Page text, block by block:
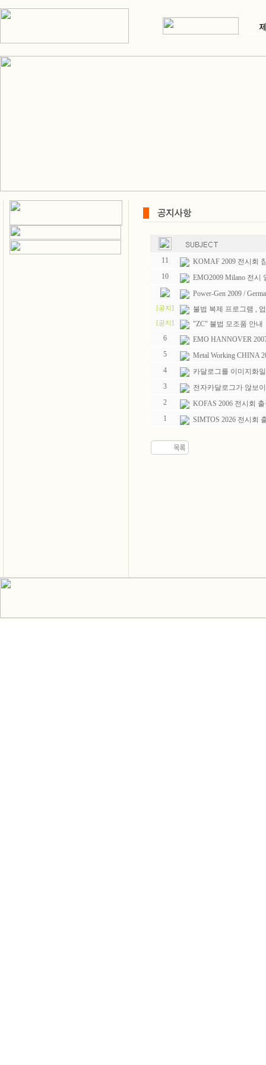
11
KOMAF 2009 전시회
10
EMO2009 Milano 전시
Power-Gen 2009 /
[공지] 불법 복제 프로그램 ,
[공지]
"ZC" 불법 모조품 안내
6
EMO HANNOVER
5
Metal Working CHINA
4
카달로그를 이미지화
3
전자카달로그가 않보
2
KOFAS 2006 전시회
1
SIMTOS 2026 전시회